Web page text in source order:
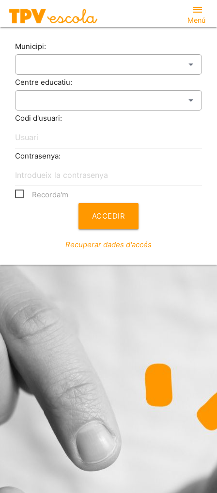
menu
Menú
Municipi:
Centre educatiu:
Codi d'usuari:
Contrasenya:
Recorda'm
ACCEDIR
Recuperar dades d'accés